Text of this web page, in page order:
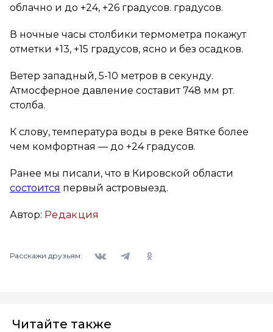
облачно и до +24, +26 градусов. градусов.
В ночные часы столбики термометра покажут
отметки +13, +15 градусов, ясно и без осадков.
Ветер западный, 5-10 метров в секунду.
Атмосферное давление составит 748 мм рт.
столба.
К слову, температура воды в реке Вятке более
чем комфортная — до +24 градусов.
Ранее мы писали, что в Кировской области
состоится первый астровыезд.
Автор: Редакция
Расскажи друзьям:
Читайте также